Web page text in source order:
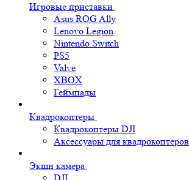
Игровые приставки
Asus ROG Ally
Lenovo Legion
Nintendo Switch
PS5
Valve
XBOX
Геймпады
Квадрокоптеры
Квадрокоптеры DJI
Аксессуары для квадрокоптеров
Экшн камера